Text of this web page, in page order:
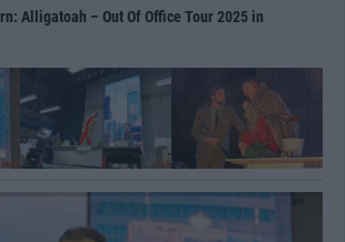
Alligatoah – Out Of Office Tour 2025 in